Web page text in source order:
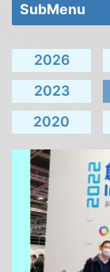
SubMenu
2026
2023
2020